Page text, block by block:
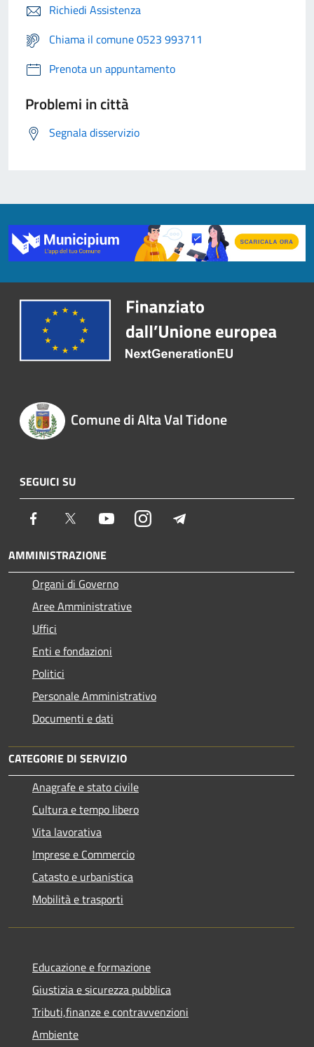
Richiedi Assistenza
Chiama il comune 0523 993711
Prenota un appuntamento
Problemi in città
Segnala disservizio
Comune di Alta Val Tidone
SEGUICI SU
Facebook Twitter YoutubeInstagram
AMMINISTRAZIONE
Organi di Governo
Aree Amministrative
Uffici
Enti e fondazioni
Politici
Personale Amministrativo
Documenti e dati
CATEGORIE DI SERVIZIO
Anagrafe e stato civile
Cultura e tempo libero
Vita lavorativa
Imprese e Commercio
Catasto e urbanistica
Mobilità e trasporti
Educazione e formazione
Giustizia e sicurezza pubblica
Tributi,finanze e contravvenzioni
Ambiente